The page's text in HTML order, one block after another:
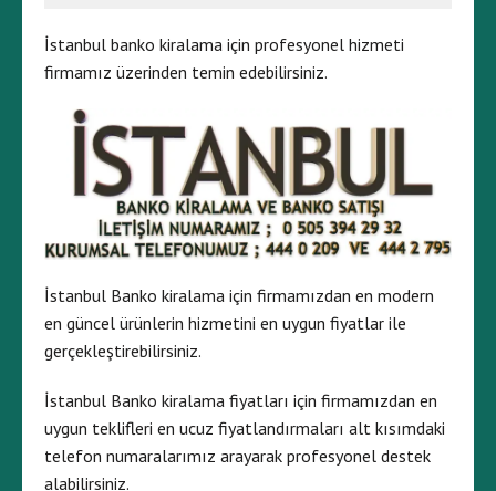
İstanbul banko kiralama için profesyonel hizmeti
firmamız üzerinden temin edebilirsiniz.
İstanbul Banko kiralama için firmamızdan en modern
en güncel ürünlerin hizmetini en uygun fiyatlar ile
gerçekleştirebilirsiniz.
İstanbul Banko kiralama fiyatları için firmamızdan en
uygun teklifleri en ucuz fiyatlandırmaları alt kısımdaki
telefon numaralarımız arayarak profesyonel destek
alabilirsiniz.